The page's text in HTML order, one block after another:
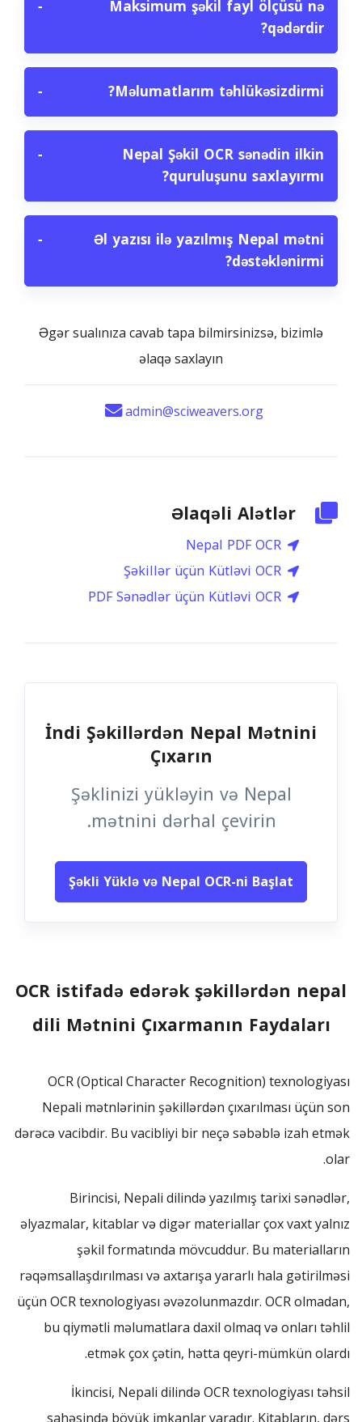
Maksimum şəkil fayl ölçüsü nə
qədərdir?
−
Məlumatlarım təhlükəsizdirmi?
−
Nepal Şəkil OCR sənədin ilkin
quruluşunu saxlayırmı?
−
Əl yazısı ilə yazılmış Nepal mətni
dəstəklənirmi?
−
Əgər sualınıza cavab tapa bilmirsinizsə, bizimlə
əlaqə saxlayın
admin@sciweavers.org
Əlaqəli Alətlər
Nepal PDF OCR
Şəkillər üçün Kütləvi OCR
PDF Sənədlər üçün Kütləvi OCR
İndi Şəkillərdən Nepal Mətnini
Çıxarın
Şəklinizi yükləyin və Nepal
mətnini dərhal çevirin.
Şəkli Yüklə və Nepal OCR-ni Başlat
OCR istifadə edərək şəkillərdən nepal
dili Mətnini Çıxarmanın Faydaları
OCR (Optical Character Recognition) texnologiyası
Nepali mətnlərinin şəkillərdən çıxarılması üçün son
dərəcə vacibdir. Bu vacibliyi bir neçə səbəblə izah etmək
olar.
Birincisi, Nepali dilində yazılmış tarixi sənədlər,
əlyazmalar, kitablar və digər materiallar çox vaxt yalnız
şəkil formatında mövcuddur. Bu materialların
rəqəmsallaşdırılması və axtarışa yararlı hala gətirilməsi
üçün OCR texnologiyası əvəzolunmazdır. OCR olmadan,
bu qiymətli məlumatlara daxil olmaq və onları təhlil
etmək çox çətin, hətta qeyri-mümkün olardı.
İkincisi, Nepali dilində OCR texnologiyası təhsil
sahəsində böyük imkanlar yaradır. Kitabların, dərs